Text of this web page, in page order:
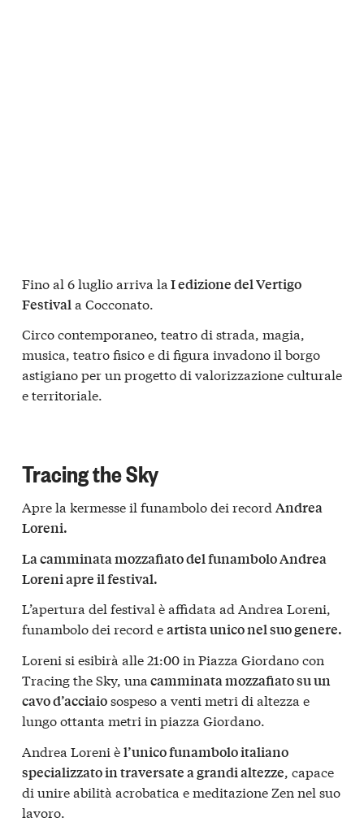
Fino al 6 luglio arriva la I edizione del Vertigo
Festivala Cocconato.
Circo contemporaneo, teatro di strada, magia,
musica, teatro fisico e di figura invadono il borgo
astigiano per un progetto di valorizzazione culturale
e territoriale.
Tracing the Sky
Apre la kermesse il funambolo dei record Andrea
Loreni.
La camminata mozzafiato del funambolo Andrea
Loreni apre il festival.
L’apertura del festival è affidata ad Andrea Loreni,
funambolo dei record eartista unico nel suo genere.
Loreni si esibirà alle 21:00 in Piazza Giordano con
Tracing the Sky, una camminata mozzafiato su un
cavo d’acciaiosospeso a venti metri di altezza e
lungo ottanta metri in piazza Giordano.
Andrea Loreni èl’unico funambolo italiano
specializzato in traversate a grandi altezze , capace
di unire abilità acrobatica e meditazione Zen nel suo
lavoro.